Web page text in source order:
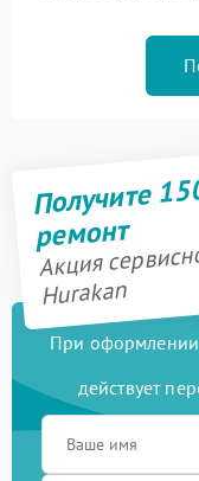
Получите
ремонт
Акция
Hurakan
При оформлении
действует